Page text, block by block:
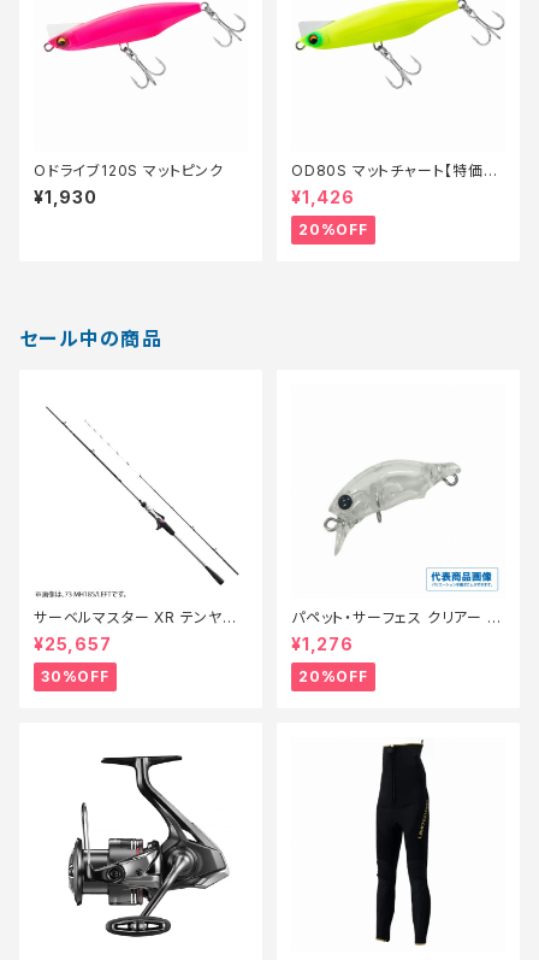
Oドライブ120S マットピンク
¥1,930
OD80S マットチャート【特価ル
アー】【20】
¥1,426
20%OFF
セール中の商品
サーベルマスター XR テンヤ
73MH 185R【特価ロッド】【30】
¥25,657
30%OFF
パペット・サーフェス クリアー 0
1【特価ルアー】【20】
¥1,276
20%OFF